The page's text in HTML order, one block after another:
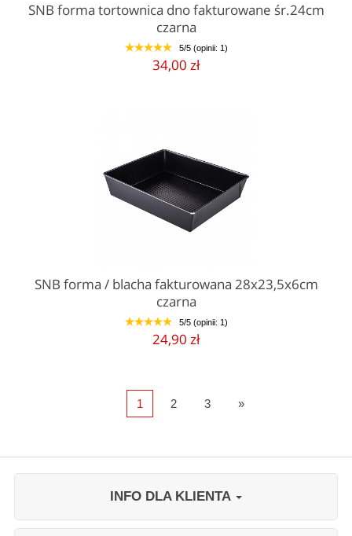
SNB forma tortownica dno fakturowane śr.24cm
czarna
1 2 3 4 5 5/5 (opinii: 1)
34,00 zł
SNB forma / blacha fakturowana 28x23,5x6cm
czarna
1 2 3 4 5 5/5 (opinii: 1)
24,90 zł
1 2 3 »
INFO DLA KLIENTA